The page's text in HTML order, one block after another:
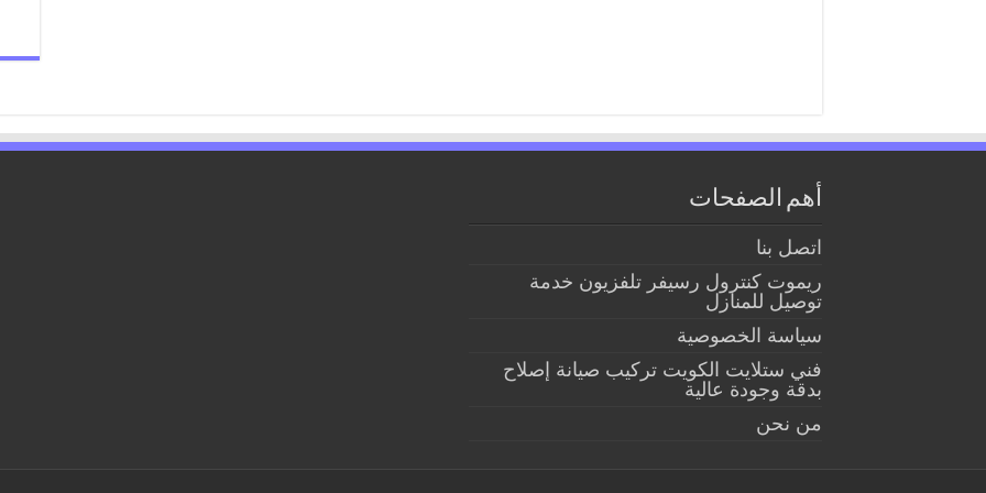
أهم الصفحات
اتصل بنا
ريموت كنترول رسيفر تلفزيون خدمة
توصيل للمنازل
سياسة الخصوصية
فني ستلايت الكويت تركيب صيانة إصلاح
بدقة وجودة عالية
من نحن